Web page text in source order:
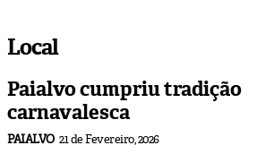
Local
Paialvo cumpriu tradição
carnavalesca
PAIALVO 21 de Fevereiro, 2026